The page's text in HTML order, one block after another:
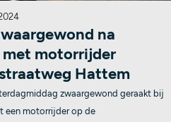
na
motorrijder
Hattem
zwaargewond geraakt bij
een motorrijder op de